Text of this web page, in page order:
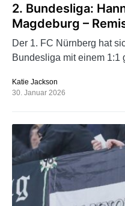
2. Bundesliga:
Magdeburg –
Der 1. FC Nürnberg hat
Bundesliga mit einem
Katie Jackson
30. Januar 2026